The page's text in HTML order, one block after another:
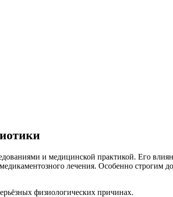
и медицинской практикой. Его
лечения. Особенно
физиологических причинах.